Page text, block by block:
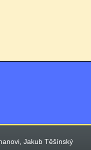
Jakub Těšínský